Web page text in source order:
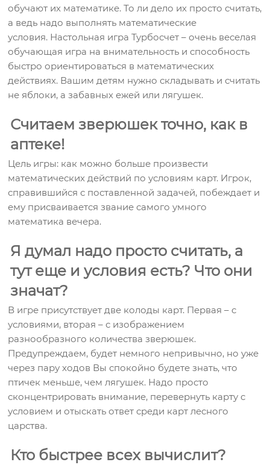
обучают их математике. То ли дело их просто считать,
а ведь надо выполнять математические
условия. Настольная игра Турбосчет – очень веселая
обучающая игра на внимательность и способность
быстро ориентироваться в математических
действиях. Вашим детям нужно складывать и считать
не яблоки, а забавных ежей или лягушек.
Считаем зверюшек точно, как в
аптеке!
Цель игры: как можно больше произвести
математических действий по условиям карт. Игрок,
справившийся с поставленной задачей, побеждает и
ему присваивается звание самого умного
математика вечера.
Я думал надо просто считать, а
тут еще и условия есть? Что они
значат?
В игре присутствует две колоды карт. Первая – с
условиями, вторая – с изображением
разнообразного количества зверюшек.
Предупреждаем, будет немного непривычно, но уже
через пару ходов Вы спокойно будете знать, что
птичек меньше, чем лягушек. Надо просто
сконцентрировать внимание, перевернуть карту с
условием и отыскать ответ среди карт лесного
царства.
Кто быстрее всех вычислит?